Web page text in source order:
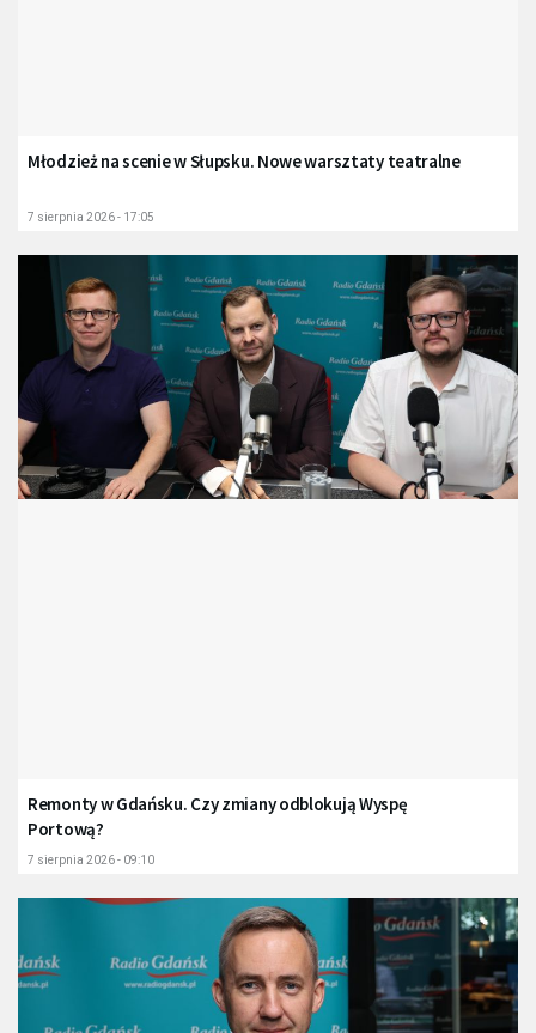
Młodzież na scenie w Słupsku. Nowe warsztaty teatralne
7 sierpnia 2026 - 17:05
Remonty w Gdańsku. Czy zmiany odblokują Wyspę
Portową?
7 sierpnia 2026 - 09:10